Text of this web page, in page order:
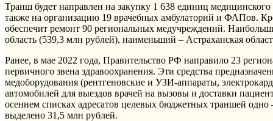
Транш будет направлен на закупку 1 638 единиц
также на организацию 19 врачебных амбулаторий и ФАПов.
обеспечит ремонт 90 региональных медучреждений.
область (539,3 млн рублей), наименьший – Астраханская
Ранее, в мае 2022 года, Правительство РФ направило 23
первичного звена здравоохранения. Эти средства
медоборудования (рентгеновские и УЗИ-аппараты,
автомобилей для выездов врачей на вызовы и доставки
осеннем списках адресатов целевых бюджетных траншей одно
выделено 31,5 млн рублей.